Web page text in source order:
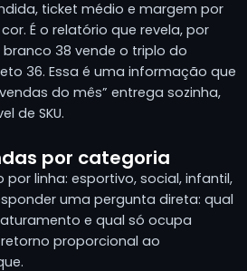
ticket médio e margem por
É o relatório que revela, por
38 vende o triplo do
36. Essa é uma informação que
do mês” entrega sozinha,
de SKU.
por categoria
linha: esportivo, social, infantil,
uma pergunta direta: qual
e qual só ocupa
proporcional ao